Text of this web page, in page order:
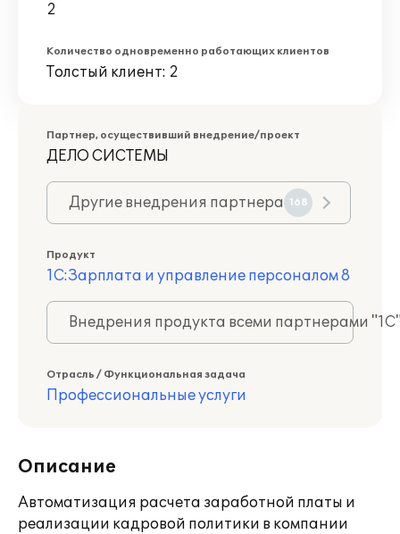
2
Количество одновременно работающих клиентов
Толстый клиент: 2
Партнер, осуществивший внедрение/проект
ДЕЛО СИСТЕМЫ
Другие внедрения партнера 168
Продукт
1С:Зарплата и управление персоналом 8
Внедрения продукта всеми партнерами
Отрасль / Функциональная задача
Профессиональные услуги
Описание
Автоматизация расчета заработной платы и
реализации кадровой политики в компании